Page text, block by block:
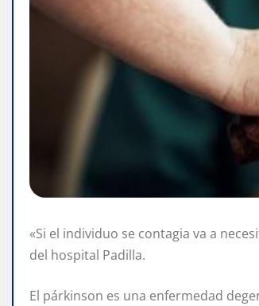
«Si el individuo se contagia va a
del hospital Padilla.
El párkinson es una enfermedad